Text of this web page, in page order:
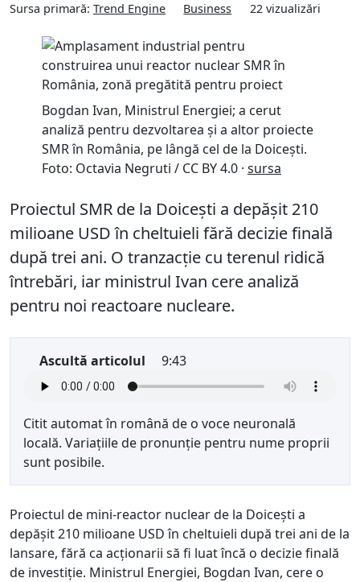
Sursa primară: Trend Engine Business 22vizualizări
Bogdan Ivan, Ministrul Energiei; a cerut
analiză pentru dezvoltarea și a altor proiecte
SMR în România, pe lângă cel de la Doicești.
Foto: Octavia Negruti / CC BY 4.0 · sursa
Proiectul SMR de la Doicești a depășit 210
milioane USD în cheltuieli fără decizie finală
după trei ani. O tranzacție cu terenul ridică
întrebări, iar ministrul Ivan cere analiză
pentru noi reactoare nucleare.
Ascultă articolul 9:43
Citit automat în română de o voce neuronală
locală. Variațiile de pronunție pentru nume proprii
sunt posibile.
Proiectul de mini-reactor nuclear de la Doicești a
depășit 210 milioane USD în cheltuieli după trei ani de la
lansare, fără ca acționarii să fi luat încă o decizie finală
de investiție. Ministrul Energiei, Bogdan Ivan, cere o